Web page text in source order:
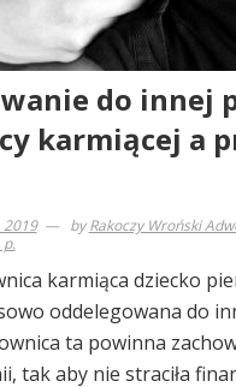
do innej
karmiącej a
byRakoczy Wroński
karmiąca dziecko
oddelegowana do
ta powinna
tak aby nie straciła